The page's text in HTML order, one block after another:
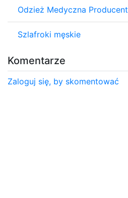
Odzież Medyczna Producent
Szlafroki męskie
Komentarze
Zaloguj się, by skomentować